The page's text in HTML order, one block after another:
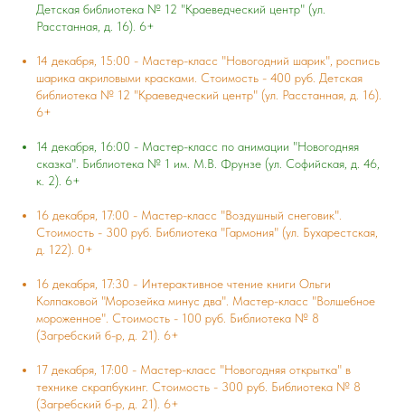
Детская библиотека № 12 "Краеведческий центр" (ул.
Расстанная, д. 16). 6+
14 декабря, 15:00 - Мастер-класс "Новогодний шарик", роспись
шарика акриловыми красками. Стоимость - 400 руб. Детская
библиотека № 12 "Краеведческий центр" (ул. Расстанная, д. 16).
6+
14 декабря, 16:00 - Мастер-класс по анимации "Новогодняя
сказка". Библиотека № 1 им. М.В. Фрунзе (ул. Софийская, д. 46,
к. 2). 6+
16 декабря, 17:00 - Мастер-класс "Воздушный снеговик".
Стоимость - 300 руб. Библиотека "Гармония" (ул. Бухарестская,
д. 122). 0+
16 декабря, 17:30 - Интерактивное чтение книги Ольги
Колпаковой "Морозейка минус два". Мастер-класс "Волшебное
мороженное". Стоимость - 100 руб. Библиотека № 8
(Загребский б-р, д. 21). 6+
17 декабря, 17:00 - Мастер-класс "Новогодняя открытка" в
технике скрапбукинг. Стоимость - 300 руб. Библиотека № 8
(Загребский б-р, д. 21). 6+